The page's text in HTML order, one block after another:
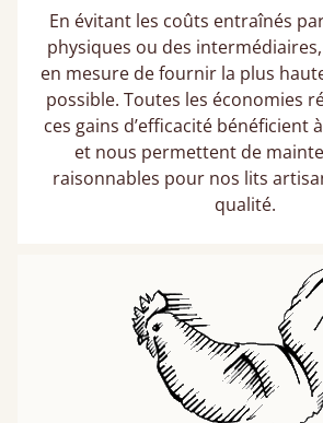
En évitant les coûts entraînés
physiques ou des
en mesure de fournir la plus
possible. Toutes les économies
ces gains d’efficacité bénéficient
et nous permettent de
raisonnables pour nos lits
qualité.